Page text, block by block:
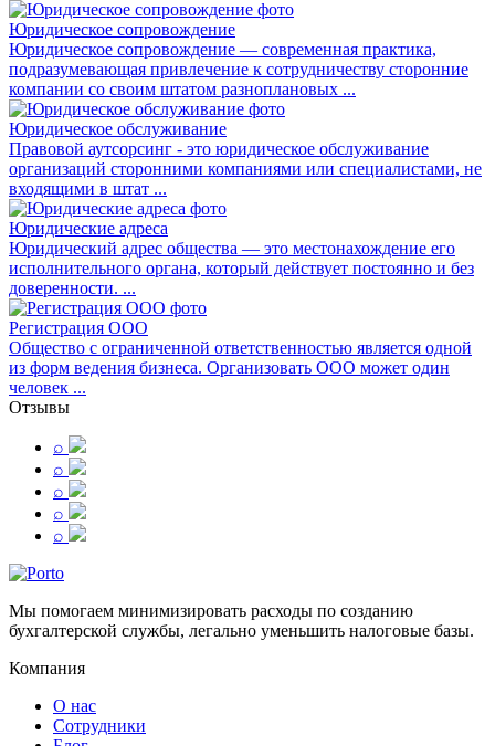
Юридическое сопровождение
Юридическое сопровождение — современная практика,
подразумевающая привлечение к сотрудничеству сторонние
компании со своим штатом разноплановых ...
Юридическое обслуживание
Правовой аутсорсинг - это юридическое обслуживание
организаций сторонними компаниями или специалистами, не
входящими в штат ...
Юридические адреса
Юридический адрес общества — это местонахождение его
исполнительного органа, который действует постоянно и без
доверенности. ...
Регистрация ООО
Общество с ограниченной ответственностью является одной
из форм ведения бизнеса. Организовать ООО может один
человек ...
Отзывы
⌕
⌕
⌕
⌕
⌕
Мы помогаем минимизировать расходы по созданию
бухгалтерской службы, легально уменьшить налоговые базы.
Компания
О нас
Сотрудники